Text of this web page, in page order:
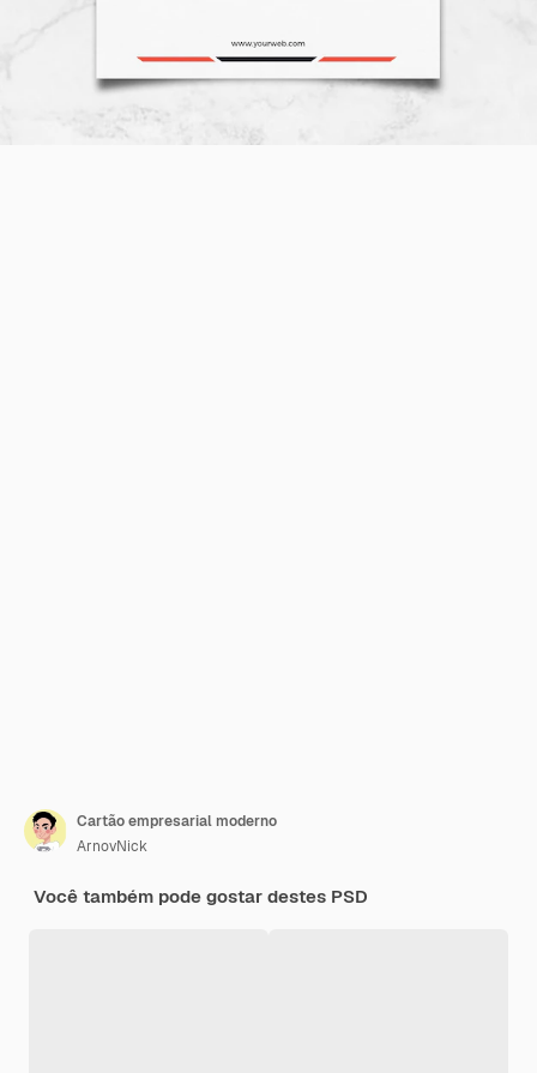
Cartão empresarial moderno
ArnovNick
Você também pode gostar destes PSD